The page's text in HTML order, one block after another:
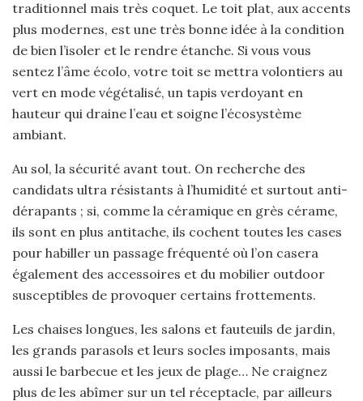
traditionnel mais très coquet. Le toit plat, aux accents
plus modernes, est une très bonne idée à la condition
de bien l’isoler et le rendre étanche. Si vous vous
sentez l’âme écolo, votre toit se mettra volontiers au
vert en mode végétalisé, un tapis verdoyant en
hauteur qui draine l’eau et soigne l’écosystème
ambiant.
Au sol, la sécurité avant tout. On recherche des
candidats ultra résistants à l’humidité et surtout anti-
dérapants ; si, comme la céramique en grès cérame,
ils sont en plus antitache, ils cochent toutes les cases
pour habiller un passage fréquenté où l’on casera
également des accessoires et du mobilier outdoor
susceptibles de provoquer certains frottements.
Les chaises longues, les salons et fauteuils de jardin,
les grands parasols et leurs socles imposants, mais
aussi le barbecue et les jeux de plage… Ne craignez
plus de les abîmer sur un tel réceptacle, par ailleurs